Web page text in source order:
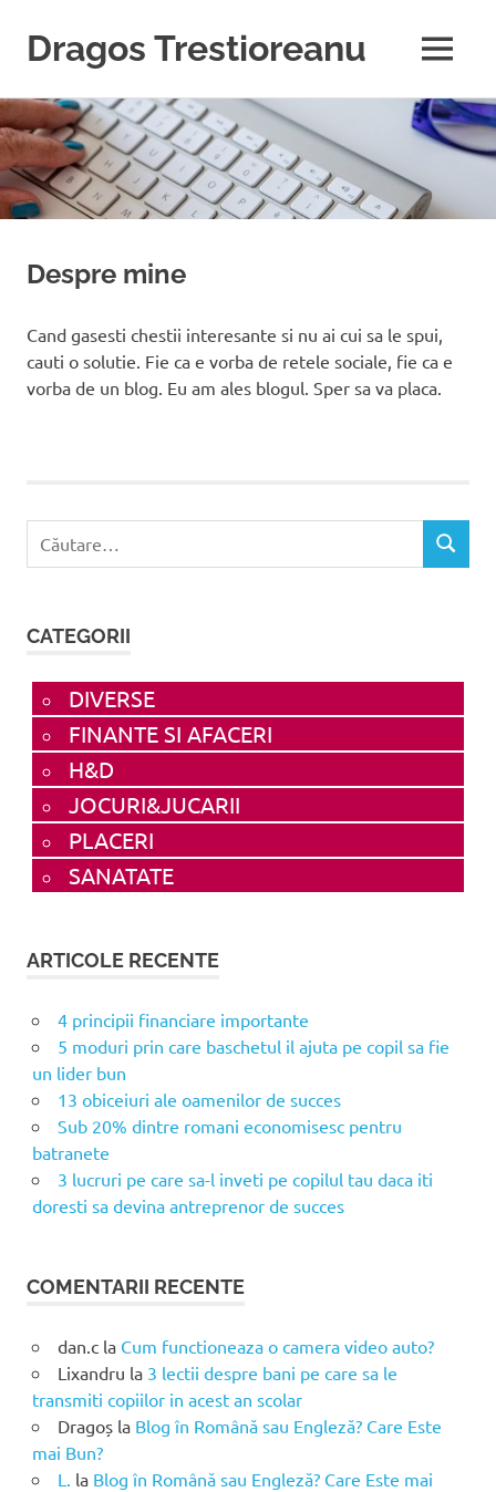
Sari
la
conținut
Dragos Trestioreanu
e
pasiunea
mea
MENU
Despre mine
Cand gasesti chestii interesante si nu ai cui sa le spui,
cauti o solutie. Fie ca e vorba de retele sociale, fie ca e
vorba de un blog. Eu am ales blogul. Sper sa va placa.
Caută
CATEGORII
DIVERSE
FINANTE SI AFACERI
H&D
JOCURI&JUCARII
PLACERI
SANATATE
ARTICOLE RECENTE
4 principii financiare importante
5 moduri prin care baschetul il ajuta pe copil sa fie
un lider bun
13 obiceiuri ale oamenilor de succes
Sub 20% dintre romani economisesc pentru
batranete
3 lucruri pe care sa-l inveti pe copilul tau daca iti
doresti sa devina antreprenor de succes
COMENTARII RECENTE
dan.cla Cum functioneaza o camera video auto?
Lixandru la 3 lectii despre bani pe care sa le
transmiti copiilor in acest an scolar
Dragoșla Blog în Română sau Engleză? Care Este
mai Bun?
L.
la Blog în Română sau Engleză? Care Este mai